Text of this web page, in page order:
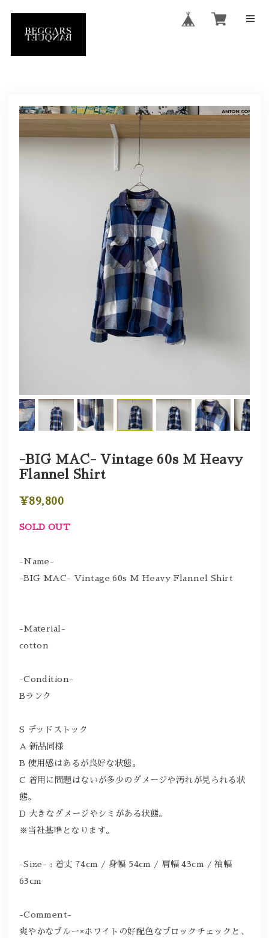
-BIG MAC- Vintage 60s M Heavy
Flannel Shirt
¥89,800
SOLD OUT
-Name-
-BIG MAC- Vintage 60s M Heavy Flannel Shirt
-Material-
cotton
-Condition-
Bランク
S デッドストック
A 新品同様
B 使用感はあるが良好な状態。
C 着用に問題はないが多少のダメージや汚れが見られる状
態。
D 大きなダメージやシミがある状態。
※当社基準となります。
-Size- : 着丈 74cm / 身幅 54cm / 肩幅 43cm / 袖幅
63cm
-Comment-
爽やかなブルー×ホワイトの好配色なブロックチェックと、